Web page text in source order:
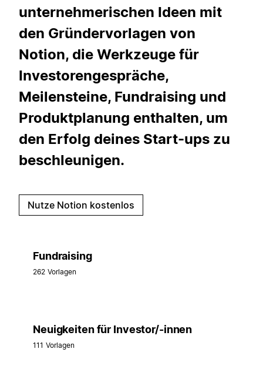
unternehmerischen Ideen mit
den Gründervorlagen von
Notion, die Werkzeuge für
Investorengespräche,
Meilensteine, Fundraising und
Produktplanung enthalten, um
den Erfolg deines Start-ups zu
beschleunigen.
Nutze Notion kostenlos
Fundraising
262 Vorlagen
Neuigkeiten für Investor/-innen
111 Vorlagen